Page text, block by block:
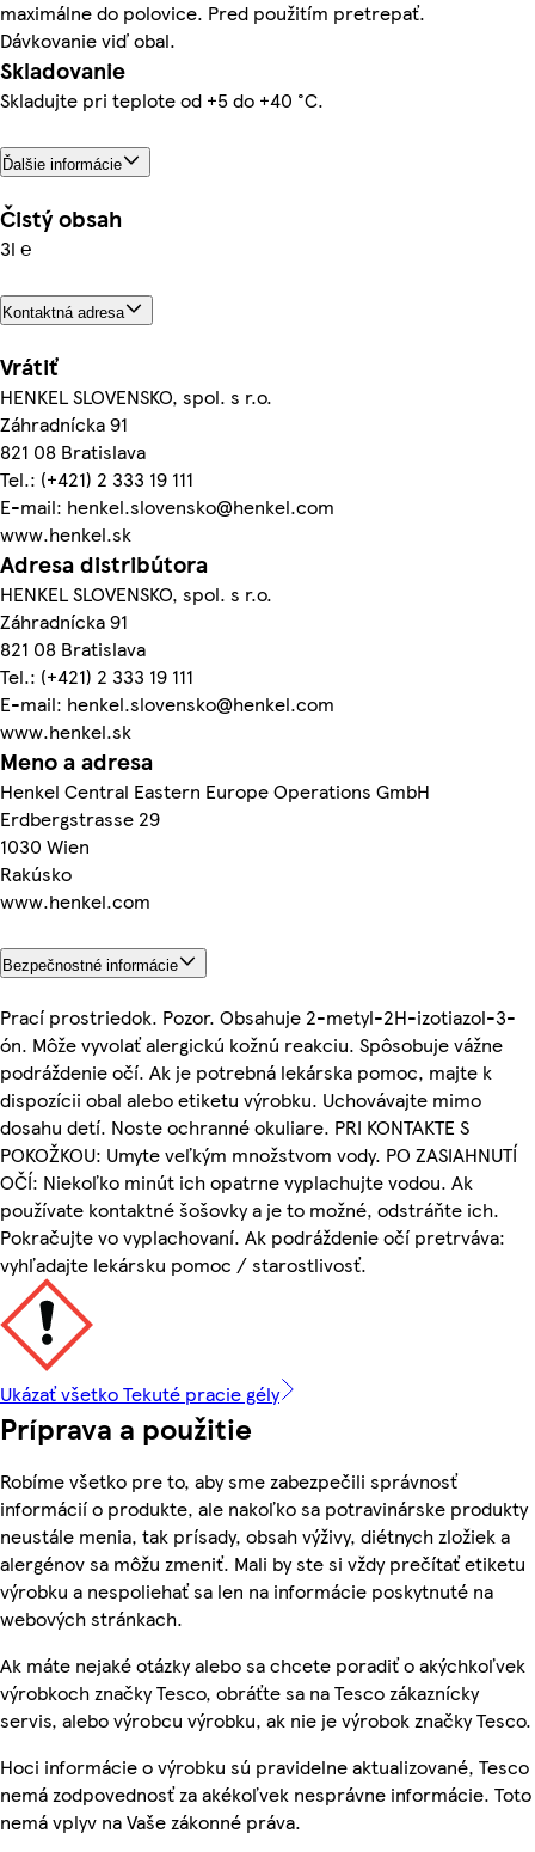
maximálne do polovice. Pred použitím pretrepať.
Dávkovanie viď obal.
Skladovanie
Skladujte pri teplote od +5 do +40 °C.
Ďalšie informácie
Čistý obsah
3l ℮
Kontaktná adresa
Vrátiť
HENKEL SLOVENSKO, spol. s r.o.
Záhradnícka 91
821 08 Bratislava
Tel.: (+421) 2 333 19 111
E-mail: henkel.slovensko@henkel.com
www.henkel.sk
Adresa distribútora
HENKEL SLOVENSKO, spol. s r.o.
Záhradnícka 91
821 08 Bratislava
Tel.: (+421) 2 333 19 111
E-mail: henkel.slovensko@henkel.com
www.henkel.sk
Meno a adresa
Henkel Central Eastern Europe Operations GmbH
Erdbergstrasse 29
1030 Wien
Rakúsko
www.henkel.com
Bezpečnostné informácie
Prací prostriedok. Pozor. Obsahuje 2-metyl-2H-izotiazol-3-
ón. Môže vyvolať alergickú kožnú reakciu. Spôsobuje vážne
podráždenie očí. Ak je potrebná lekárska pomoc, majte k
dispozícii obal alebo etiketu výrobku. Uchovávajte mimo
dosahu detí. Noste ochranné okuliare. PRI KONTAKTE S
POKOŽKOU: Umyte veľkým množstvom vody. PO ZASIAHNUTÍ
OČÍ: Niekoľko minút ich opatrne vyplachujte vodou. Ak
používate kontaktné šošovky a je to možné, odstráňte ich.
Pokračujte vo vyplachovaní. Ak podráždenie očí pretrváva:
vyhľadajte lekársku pomoc / starostlivosť.
Ukázať všetko Tekuté pracie gély
Príprava a použitie
Robíme všetko pre to, aby sme zabezpečili správnosť
informácií o produkte, ale nakoľko sa potravinárske produkty
neustále menia, tak prísady, obsah výživy, diétnych zložiek a
alergénov sa môžu zmeniť. Mali by ste si vždy prečítať etiketu
výrobku a nespoliehať sa len na informácie poskytnuté na
webových stránkach.
Ak máte nejaké otázky alebo sa chcete poradiť o akýchkoľvek
výrobkoch značky Tesco, obráťte sa na Tesco zákaznícky
servis, alebo výrobcu výrobku, ak nie je výrobok značky Tesco.
Hoci informácie o výrobku sú pravidelne aktualizované, Tesco
nemá zodpovednosť za akékoľvek nesprávne informácie. Toto
nemá vplyv na Vaše zákonné práva.